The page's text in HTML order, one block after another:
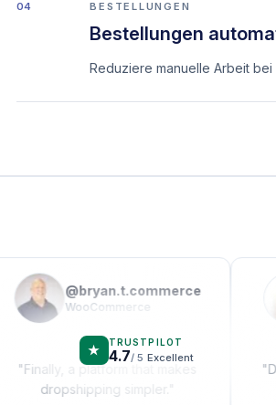
04 BESTELLUNGEN
Bestellungen
Reduziere manuelle Arbeit
★
TRUSTPILOT
4.7/ 5 Excellent
@ bryan.t.commerce
WooCommerce
★★★
Finally, a platform that makes
dropshipping simpler.